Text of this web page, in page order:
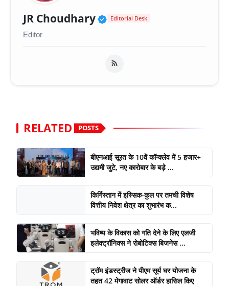
JR Choudhary Verified Public Figure
Editorial Desk
Editor
RELATED POSTS
बीएनआई सूरत के 10वें कॉन्क्लेव में 5 हजार+
उद्यमी जुटे, नए कारोबार के बड़े ...
किर्गिस्तान में इस्सिक-कुल पर तमची विशेष
वित्तीय निवेश क्षेत्र का शुभारंभ क...
भविष्य के विकास को गति देने के लिए एलजी
इलेक्ट्रॉनिक्स ने रोबोटिक्स बिजनेस ...
ट्रॉम इंडस्ट्रीज ने पीएम सूर्य घर योजना के
तहत 42 मेगावाट सोलर ऑर्डर हासिल किए